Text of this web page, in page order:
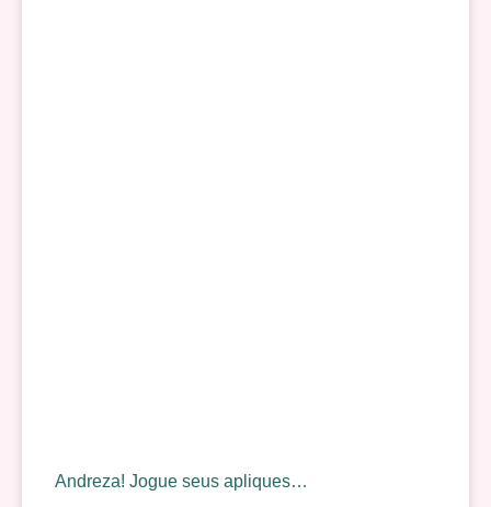
Andreza! Jogue seus apliques…